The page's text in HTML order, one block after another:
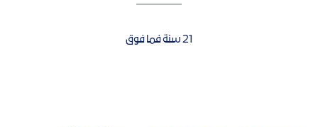
21 سنة فما فوق